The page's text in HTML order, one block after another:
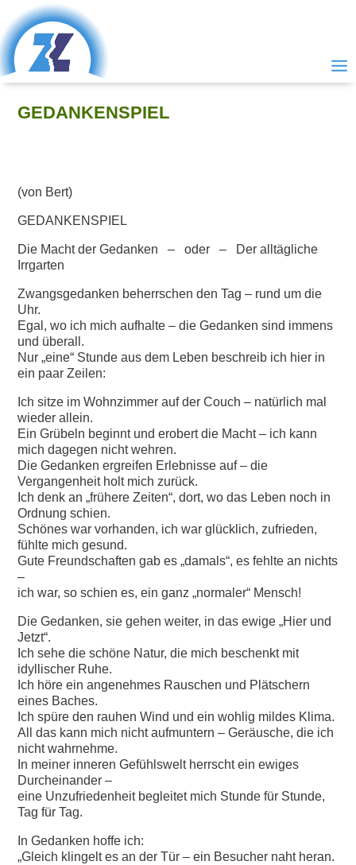
GEDANKENSPIEL
(von Bert)
GEDANKENSPIEL
Die Macht der Gedanken – oder – Der alltägliche
Irrgarten
Zwangsgedanken beherrschen den Tag – rund um die
Uhr.
Egal, wo ich mich aufhalte – die Gedanken sind immens
und überall.
Nur „eine“ Stunde aus dem Leben beschreib ich hier in
ein paar Zeilen:
Ich sitze im Wohnzimmer auf der Couch – natürlich mal
wieder allein.
Ein Grübeln beginnt und erobert die Macht – ich kann
mich dagegen nicht wehren.
Die Gedanken ergreifen Erlebnisse auf – die
Vergangenheit holt mich zurück.
Ich denk an „frühere Zeiten“, dort, wo das Leben noch in
Ordnung schien.
Schönes war vorhanden, ich war glücklich, zufrieden,
fühlte mich gesund.
Gute Freundschaften gab es „damals“, es fehlte an nichts
–
ich war, so schien es, ein ganz „normaler“ Mensch!
Die Gedanken, sie gehen weiter, in das ewige „Hier und
Jetzt“.
Ich sehe die schöne Natur, die mich beschenkt mit
idyllischer Ruhe.
Ich höre ein angenehmes Rauschen und Plätschern
eines Baches.
Ich spüre den rauhen Wind und ein wohlig mildes Klima.
All das kann mich nicht aufmuntern – Geräusche, die ich
nicht wahrnehme.
In meiner inneren Gefühlswelt herrscht ein ewiges
Durcheinander –
eine Unzufriedenheit begleitet mich Stunde für Stunde,
Tag für Tag.
In Gedanken hoffe ich:
„Gleich klingelt es an der Tür – ein Besucher naht heran.